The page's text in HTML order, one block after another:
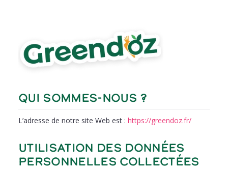
QUI SOMMES-NOUS ?
L’adresse de notre site Web est : https://greendoz.fr/
UTILISATION DES DONNÉES
PERSONNELLES COLLECTÉES